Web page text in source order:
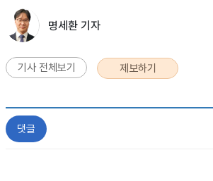
명세환 기자
기사 전체보기 제보하기
댓글